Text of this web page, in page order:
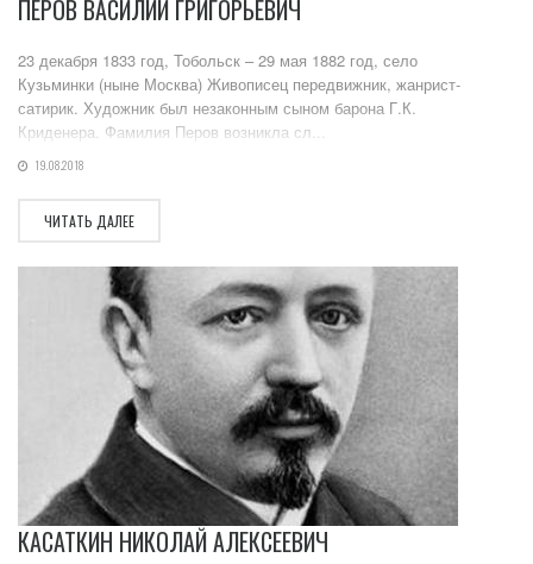
ПЕРОВ ВАСИЛИЙ ГРИГОРЬЕВИЧ
23 декабря 1833 год, Тобольск – 29 мая 1882 год, село
Кузьминки (ныне Москва) Живописец передвижник, жанрист-
сатирик. Художник был незаконным сыном барона Г.К.
Криденера. Фамилия Перов возникла сл...
19.08.2018
ЧИТАТЬ ДАЛЕЕ
КАСАТКИН НИКОЛАЙ АЛЕКСЕЕВИЧ